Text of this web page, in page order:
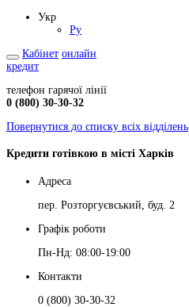
Укр
Ру
Кабінет онлайн
кредит
телефон гарячої лінії
0 (800) 30-30-32
Повернутися до списку всіх відділень
Кредити готівкою в місті Харків
Адреса
пер. Розторгуєвський, буд. 2
Графік роботи
Пн-Нд: 08:00-19:00
Контакти
0 (800) 30-30-32